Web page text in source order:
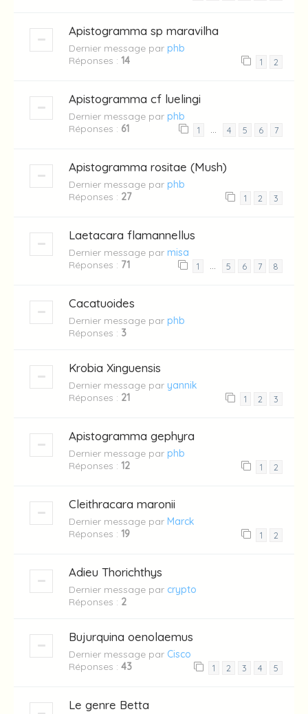
Apistogramma sp maravilha
Dernier message par phb
Réponses : 14 1 2
Apistogramma cf luelingi
Dernier message par phb
Réponses : 61 1 … 4 5 6 7
Apistogramma rositae (Mush)
Dernier message par phb
Réponses : 27 1 2 3
Laetacara flamannellus
Dernier message par misa
Réponses : 71 1 … 5 6 7 8
Cacatuoides
Dernier message par phb
Réponses : 3
Krobia Xinguensis
Dernier message par yannik
Réponses : 21 1 2 3
Apistogramma gephyra
Dernier message par phb
Réponses : 12 1 2
Cleithracara maronii
Dernier message par Marck
Réponses : 19 1 2
Adieu Thorichthys
Dernier message par crypto
Réponses : 2
Bujurquina oenolaemus
Dernier message par Cisco
Réponses : 43 1 2 3 4 5
Le genre Betta